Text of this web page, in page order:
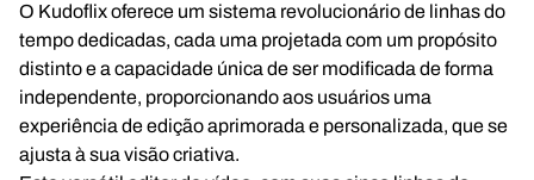
O Kudoflix oferece um sistema revolucionário de linhas do
tempo dedicadas, cada uma projetada com um propósito
distinto e a capacidade única de ser modificada de forma
independente, proporcionando aos usuários uma
experiência de edição aprimorada e personalizada, que se
ajusta à sua visão criativa.